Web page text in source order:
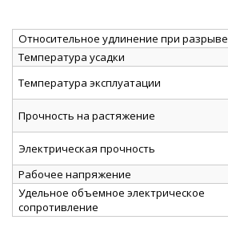
Относительное удлинение при разрыве
Температура усадки
Температура эксплуатации
Прочность на растяжение
Электрическая прочность
Рабочее напряжение
Удельное объемное электрическое
сопротивление